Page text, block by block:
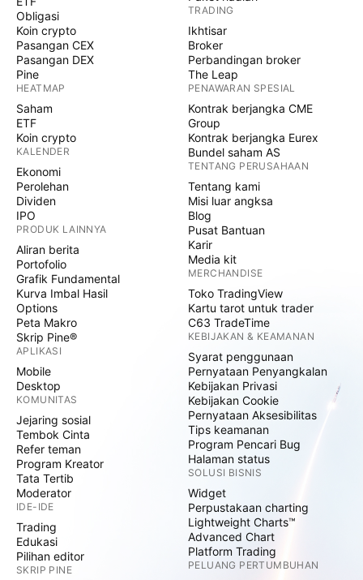
Obligasi
Koin crypto
Pasangan CEX
Pasangan DEX
Pine
HEATMAP
Saham
ETF
Koin crypto
KALENDER
Ekonomi
Perolehan
Dividen
IPO
PRODUK LAINNYA
Aliran berita
Portofolio
Grafik Fundamental
Kurva Imbal Hasil
Options
Peta Makro
Skrip Pine®
APLIKASI
Mobile
Desktop
KOMUNITAS
Jejaring sosial
Tembok Cinta
Refer teman
Program Kreator
Tata Tertib
Moderator
IDE-IDE
Trading
Edukasi
Pilihan editor
SKRIP PINE
TRADING
Ikhtisar
Broker
Perbandingan broker
The Leap
PENAWARAN SPESIAL
Kontrak berjangka CME
Group
Kontrak berjangka Eurex
Bundel saham AS
TENTANG PERUSAHAAN
Tentang kami
Misi luar angksa
Blog
Pusat Bantuan
Karir
Media kit
MERCHANDISE
Toko TradingView
Kartu tarot untuk trader
C63 TradeTime
KEBIJAKAN & KEAMANAN
Syarat penggunaan
Pernyataan Penyangkalan
Kebijakan Privasi
Kebijakan Cookie
Pernyataan Aksesibilitas
Tips keamanan
Program Pencari Bug
Halaman status
SOLUSI BISNIS
Widget
Perpustakaan charting
Lightweight Charts™
Advanced Chart
Platform Trading
PELUANG PERTUMBUHAN